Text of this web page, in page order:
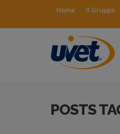
Home Il Gruppo
POSTS